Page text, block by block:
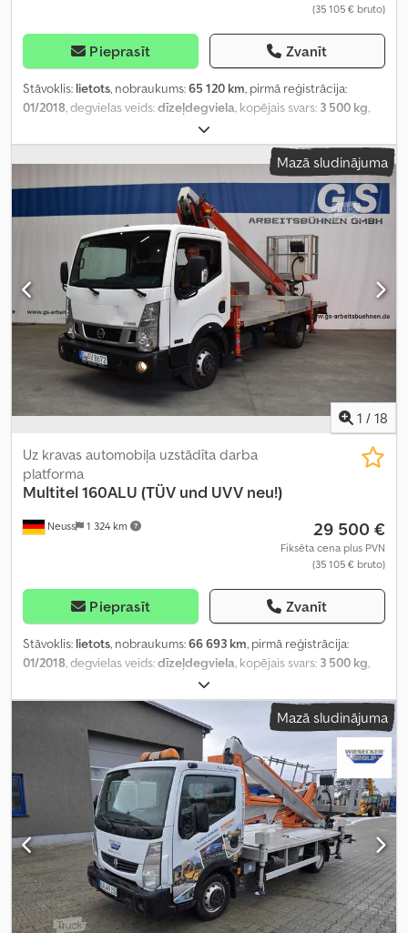
(35 105 € bruto)
Pieprasīt Zvanīt
Stāvoklis: lietots, nobraukums:65 120 km, pirmā reģistrācija:
01/2018, degvielas veids:dīzeļdegviela, kopējais svars: 3 500 kg,
, kopējais platums:
augstums:2 800 mm, Ražošanas gads:2018,
Mazā sludinājuma
1 / 18
Neuss 1 324 km
Uz kravas automobiļa uzstādīta darba
platforma
Multitel160ALU (TÜV und UVV neu!)
29 500 €
Fiksēta cena plus PVN
(35 105 € bruto)
Pieprasīt Zvanīt
Stāvoklis: lietots, nobraukums:66 693 km, pirmā reģistrācija:
01/2018, degvielas veids:dīzeļdegviela, kopējais svars: 3 500 kg,
, kopējais platums:
augstums:2 800 mm, Ražošanas gads:2018,
Mazā sludinājuma